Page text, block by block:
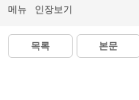
메뉴 인장보기
목록 본문